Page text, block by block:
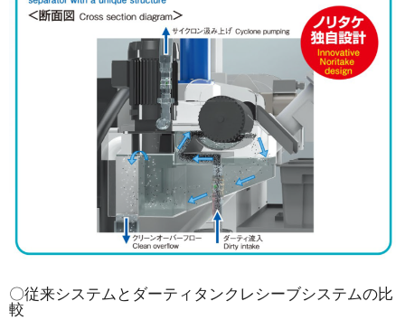
〇従来システムとダーティタンクレシーブシステムの比
較